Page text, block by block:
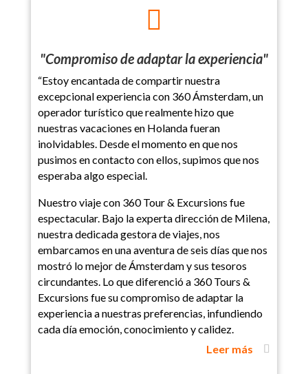

"Compromiso de adaptar la experiencia"
“Estoy encantada de compartir nuestra
excepcional experiencia con 360 Ámsterdam, un
operador turístico que realmente hizo que
nuestras vacaciones en Holanda fueran
inolvidables. Desde el momento en que nos
pusimos en contacto con ellos, supimos que nos
esperaba algo especial.
Nuestro viaje con 360 Tour & Excursions fue
espectacular. Bajo la experta dirección de Milena,
nuestra dedicada gestora de viajes, nos
embarcamos en una aventura de seis días que nos
mostró lo mejor de Ámsterdam y sus tesoros
circundantes. Lo que diferenció a 360 Tours &
Excursions fue su compromiso de adaptar la
experiencia a nuestras preferencias, infundiendo
cada día emoción, conocimiento y calidez.
Leer más